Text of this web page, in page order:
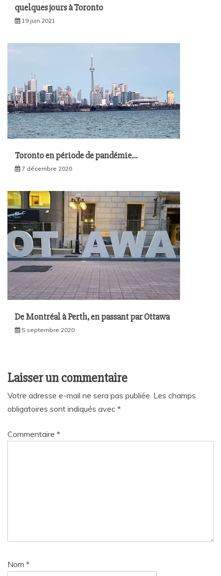
quelques jours à Toronto
19 juin 2021
Toronto en période de pandémie…
7 décembre 2020
De Montréal à Perth, en passant par Ottawa
5 septembre 2020
Laisser un commentaire
Votre adresse e-mail ne sera pas publiée. Les champs
obligatoires sont indiqués avec *
Commentaire *
Nom *